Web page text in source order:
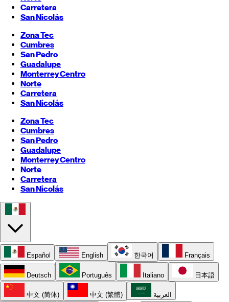
Carretera
San Nicolás
Zona Tec
Cumbres
San Pedro
Guadalupe
MonterreyCentro
Norte
Carretera
San Nicolás
Zona Tec
Cumbres
San Pedro
Guadalupe
MonterreyCentro
Norte
Carretera
San Nicolás
Español English 한국어 Français
Deutsch Português Italiano 日本語
中文 (简体) 中文 (繁體) العربية